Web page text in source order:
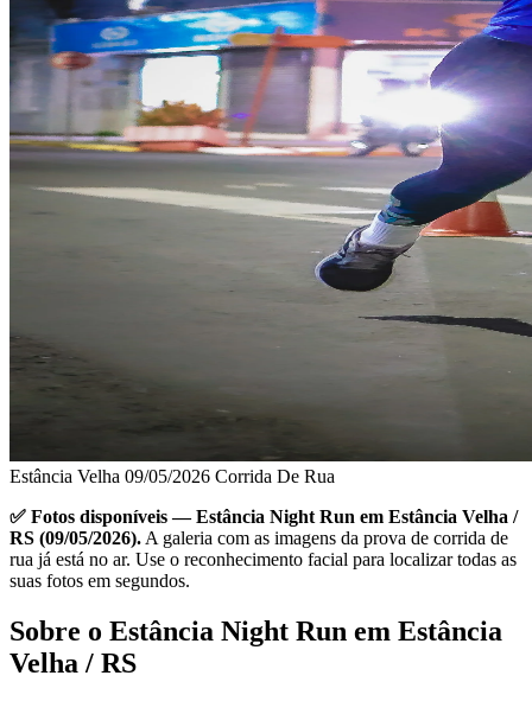
Estância Velha 09/05/2026 Corrida De Rua
✅ Fotos disponíveis — Estância Night Run em Estância Velha /
RS (09/05/2026). A galeria com as imagens da prova de corrida de
rua já está no ar. Use o reconhecimento facial para localizar todas as
suas fotos em segundos.
Sobre o Estância Night Run em Estância
Velha / RS